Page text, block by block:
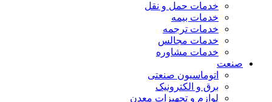
خدمات حمل و نقل
خدمات بیمه
خدمات ترجمه
خدمات مجالس
خدمات مشاوره
صنعت
اتوماسیون صنعتی
برق و الکترونیک
لوازم و تجهیزات معدن